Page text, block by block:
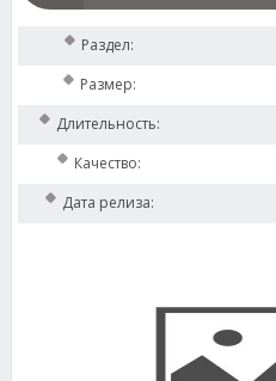
Раздел:
Размер:
Длительность:
Качество:
Дата релиза: